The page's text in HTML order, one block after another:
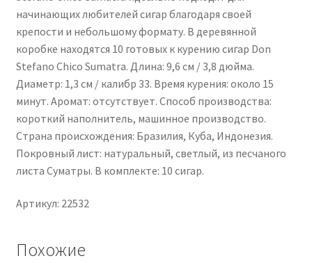
начинающих любителей сигар благодаря своей
крепости и небольшому формату. В деревянной
коробке находятся 10 готовых к курению сигар Don
Stefano Chico Sumatra. Длина: 9,6 см / 3,8 дюйма.
Диаметр: 1,3 см / калибр 33. Время курения: около 15
минут. Аромат: отсутствует. Способ производства:
короткий наполнитель, машинное производство.
Страна происхождения: Бразилия, Куба, Индонезия.
Покровный лист: натуральный, светлый, из песчаного
листа Суматры. В комплекте: 10 сигар.
Артикул: 22532
Похожие